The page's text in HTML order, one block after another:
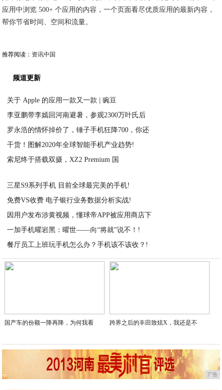
应用中浏览 500+ 个应用的内容，一个页面看尽优质应用的最新内容，
帮你节省时间、空间和流量。
推荐阅读： 资讯中国
频道更新
关于 Apple 的应用一款又一款 | 豌豆
李亚鹏带李嫣回河南避暑，参观2300万叶氏后
罗永浩的情怀掉价了，锤子手机狂降700，你还
干货！图解2020年全球智能手机产业趋势!
索尼终于搭载双摄，XZ2 Premium 国
三星S9系列手机 目前全球最完美的手机!
免费VS收费 电子银行业务数据分析实战!
因用户发布涉黄视频，懂球帝APP被应用商店下
一加手机曜岩黑：曜世——向“将就”说不！!
餐厅员工上班玩手机怎么办？手机该不该收？!
2021-03-05
国产车的份额一降再降，为何我看 跨界之后的丰田致炫X，我还是不
广告